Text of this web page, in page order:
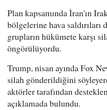
Plan kapsamında İran'ın
bölgelerine hava
grupların hükümete karşı
öngörülüyordu.
Trump, nisan ayında Fox
silah gönderildiğini
aktörler tarafından
açıklamada bulundu.